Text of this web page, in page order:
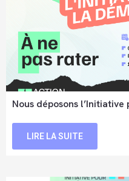
Nous déposons
LIRE LA SUITE